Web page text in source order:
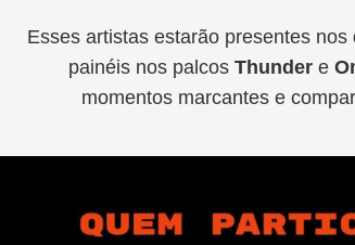
Esses artistas estarão presentes
painéis nos palcos Thunder e
momentos marcantes e